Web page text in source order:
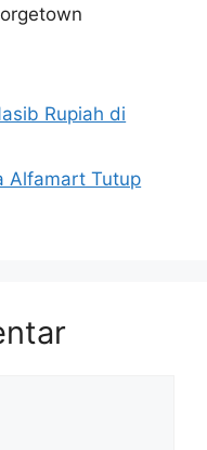
Rupiah di
Alfamart Tutup